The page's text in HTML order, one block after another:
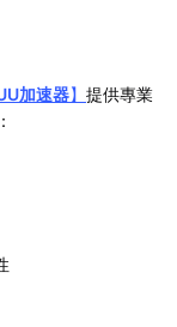
加速器】 提供專業